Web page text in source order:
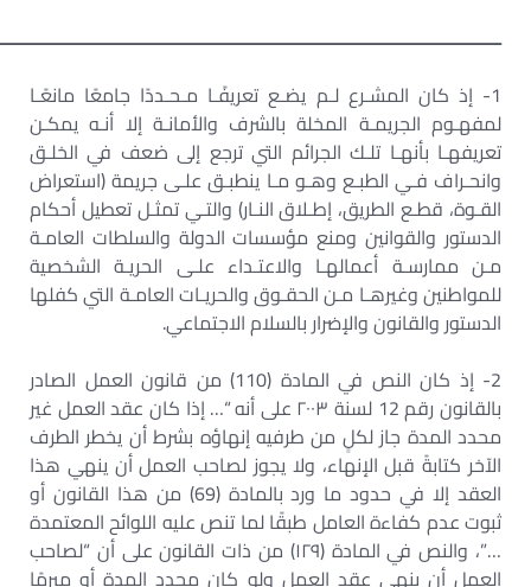
1- إذ كان المشـرع لـم يضـع تعريفًـا مـحـددًا جامعًا مانعًـا
لمفهـوم الجريمـة المخلة بالشرف والأمانـة إلا أنـه يمكـن
تعريفهـا بأنهـا تلـك الجرائم التي ترجع إلى ضعف في الخلـق
وانحـراف فـي الطبـع وهـو مـا ينطبـق علـى جريمة (استعراض
القـوة، قطـع الطريق، إطـلاق النـار) والتـي تمثـل تعطيل أحكام
الدستور والقوانين ومنع مؤسسات الدولة والسلطات العامـة
مـن ممارسـة أعمالهـا والاعتـداء علـى الحريـة الشخصية
للمواطنين وغيرهـا مـن الحقـوق والحريـات العامـة التي كفلها
الدستور والقانون والإضرار بالسلام الاجتماعي.
2- إذ كان النص في المادة (110) من قانون العمل الصادر
بالقانون رقم 12 لسنة ٢٠٠٣ على أنه “… إذا كان عقد العمل غير
محدد المدة جاز لكلٍ من طرفيه إنهاؤه بشرط أن يخطر الطرف
الآخر كتابةً قبل الإنهاء، ولا يجوز لصاحب العمل أن ينهي هذا
العقد إلا في حدود ما ورد بالمادة (69) من هذا القانون أو
ثبوت عدم كفاءة العامل طبقًا لما تنص عليه اللوائح المعتمدة
…”، والنص في المادة (١٢٩) من ذات القانون على أن “لصاحب
العمل أن ينهي عقد العمل ولو كان محدد المدة أو مبرمًا